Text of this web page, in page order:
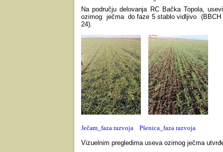
Na području delovanja RC Bačka Topola,
ozimog ječma do faze 5 stablo vidljivo
24).
Ječam_faza razvoja Pšenica_faza razvoja
Vizuelnim pregledima useva ozimog ječma